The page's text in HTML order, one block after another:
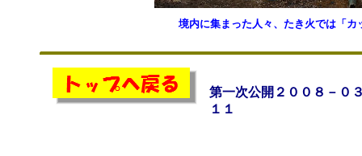
境内に集まった人々、たき火では「カ
第一次公開２００８－０
１１